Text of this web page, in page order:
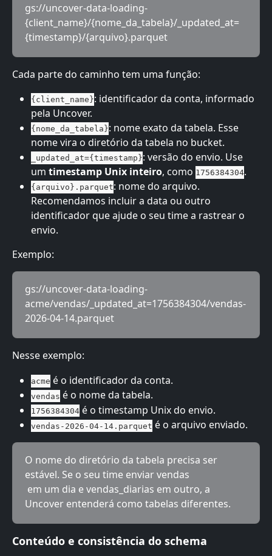
gs://uncover-data-loading-
{client_name}/{nome_da_tabela}/_updated_at=
{timestamp}/{arquivo}.parquet
Cada parte do caminho tem uma função:
{client_name}: identificador da conta, informado
pela Uncover.
{nome_da_tabela}: nome exato da tabela. Esse
nome vira o diretório da tabela no bucket.
_updated_at={timestamp}: versão do envio. Use
um timestamp Unix inteiro, como 1756384304.
{arquivo}.parquet: nome do arquivo.
Recomendamos incluir a data ou outro
identificador que ajude o seu time a rastrear o
envio.
Exemplo:
gs://uncover-data-loading-
acme/vendas/_updated_at=1756384304/vendas-
2026-04-14.parquet
Nesse exemplo:
acme é o identificador da conta.
vendas é o nome da tabela.
1756384304 é o timestamp Unix do envio.
vendas-2026-04-14.parquet é o arquivo enviado.
O nome do diretório da tabela precisa ser
estável. Se o seu time enviar vendas
Uncover entenderá como tabelas diferentes.
Conteúdo e consistência do schema